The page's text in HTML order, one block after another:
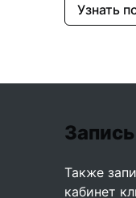
Узнать
Также
кабинет